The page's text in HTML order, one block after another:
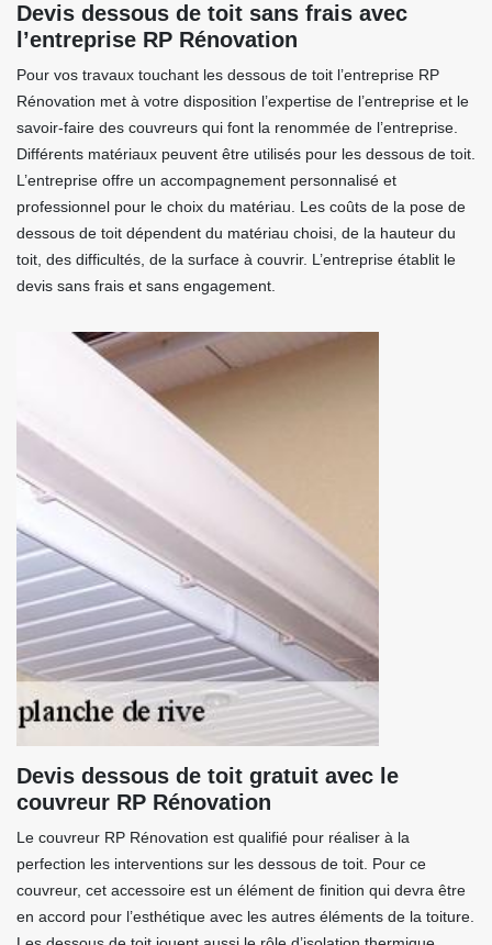
Devis dessous de toit sans frais avec
l’entreprise RP Rénovation
Pour vos travaux touchant les dessous de toit l’entreprise RP
Rénovation met à votre disposition l’expertise de l’entreprise et le
savoir-faire des couvreurs qui font la renommée de l’entreprise.
Différents matériaux peuvent être utilisés pour les dessous de toit.
L’entreprise offre un accompagnement personnalisé et
professionnel pour le choix du matériau. Les coûts de la pose de
dessous de toit dépendent du matériau choisi, de la hauteur du
toit, des difficultés, de la surface à couvrir. L’entreprise établit le
devis sans frais et sans engagement.
Devis dessous de toit gratuit avec le
couvreur RP Rénovation
Le couvreur RP Rénovation est qualifié pour réaliser à la
perfection les interventions sur les dessous de toit. Pour ce
couvreur, cet accessoire est un élément de finition qui devra être
en accord pour l’esthétique avec les autres éléments de la toiture.